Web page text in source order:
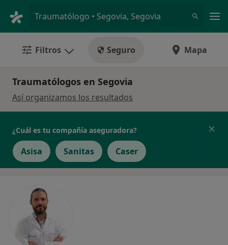
Traumatólogo • Segovia, Segovia
Filtros Seguro Mapa
Traumatólogos en Segovia
Así organizamos los resultados
¿Cuál es tu compañía aseguradora?
Asisa Sanitas Caser